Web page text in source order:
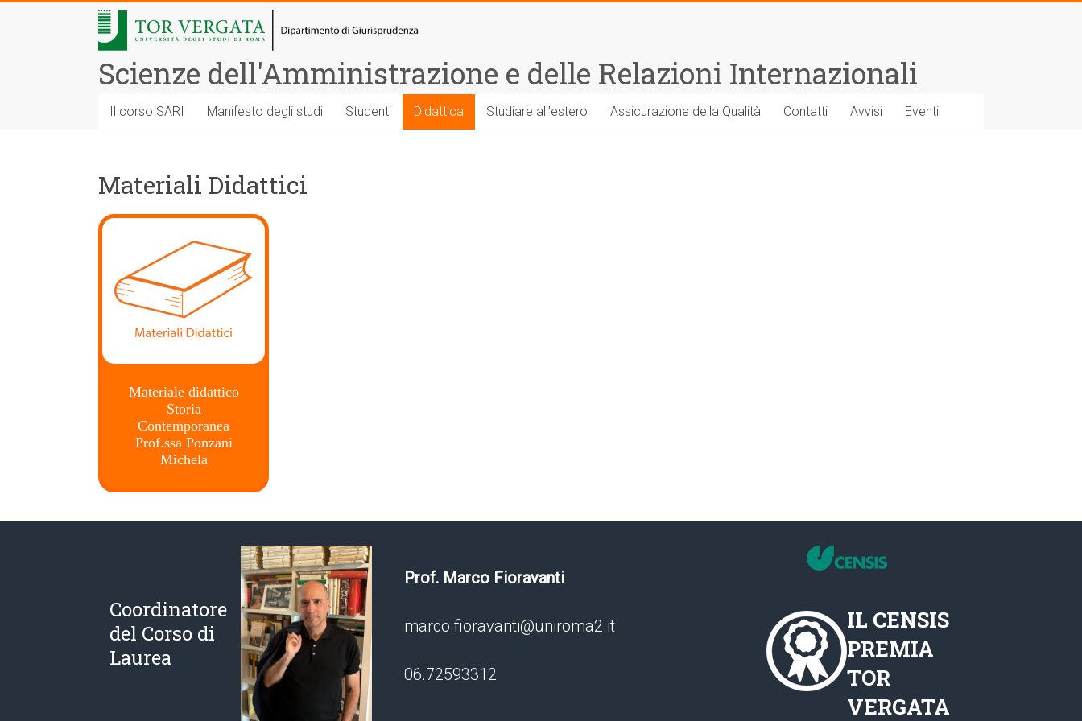
Scienze dell'Amministrazione e delle Relazioni Internazionali
Il corso SARI Manifesto degli studi Studenti Didattica Studiare all’estero Assicurazione della Qualità Contatti Avvisi Eventi
Materiali Didattici
Materiale didattico
Storia
Contemporanea
Prof.ssa Ponzani
Michela
Coordinatore
del Corso di
Laurea
Prof. Marco Fioravanti
marco.fioravanti@uniroma2.it
06.72593312
IL CENSIS
PREMIA
TOR
VERGATA